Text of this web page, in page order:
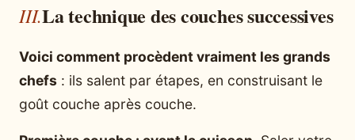
La technique des couches successives
Voici comment procèdent vraiment les grands
chefs : ils salent par étapes, en construisant le
goût couche après couche.